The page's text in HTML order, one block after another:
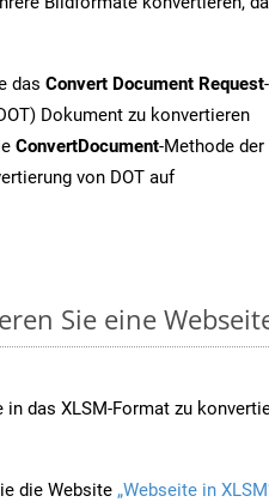
das Convert Document Request
Dokument zu konvertieren
ConvertDocument-Methode
von DOT auf
Sie eine
in das XLSM-Format zu
die Website „Webseite in